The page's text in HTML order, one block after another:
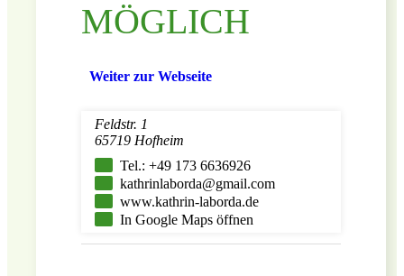
MÖGLICH
Weiter zur Webseite
Feldstr. 1
65719 Hofheim
Tel.: +49 173 6636926
kathrinlaborda@gmail.com
www.kathrin-laborda.de
In Google Maps öffnen